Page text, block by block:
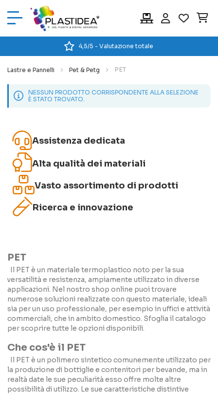
4,5/5 - Valutazione totale
Lastre e Pannelli Pet & Petg PET
NESSUN PRODOTTO CORRISPONDENTE ALLA SELEZIONE
È STATO TROVATO.
Assistenza dedicata
Alta qualità dei materiali
Vasto assortimento di prodotti
Ricerca e innovazione
PET
Il PET è un materiale termoplastico noto per la sua
versatilità e resistenza, ampiamente utilizzato in diverse
applicazioni. Nel nostro shop online puoi trovare
numerose soluzioni realizzate con questo materiale, ideali
sia per un uso professionale, per esempio in uffici e attività
commerciali, che in ambito domestico. Sfoglia il catalogo
per scoprire tutte le opzioni disponibili.
Che cos'è il PET
Il PET è un polimero sintetico comunemente utilizzato per
la produzione di bottiglie e contenitori per bevande, ma in
realtà date le sue peculiarità esso offre molte altre
possibilità di utilizzo. Le sue caratteristiche distintive